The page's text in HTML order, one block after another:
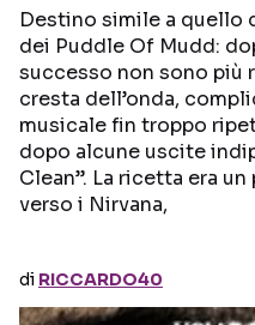
GOSSIP E CURIOSITÀ
Destino simile a quello
dei Puddle Of Mudd:
successo non sono più
cresta dell’onda,
musicale fin troppo
dopo alcune uscite
Clean”. La ricetta era
verso i Nirvana,
di RICCARDO40